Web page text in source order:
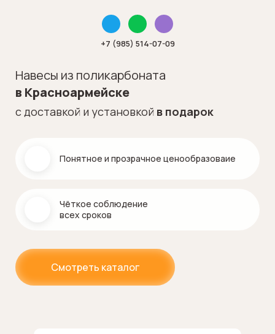
+7 (985) 514-07-09
Навесы из поликарбоната
в Красноармейске
с доставкой и установкой в подарок
Понятное и прозрачное ценообразоваие
Чёткое соблюдение
всех сроков
Смотреть каталог